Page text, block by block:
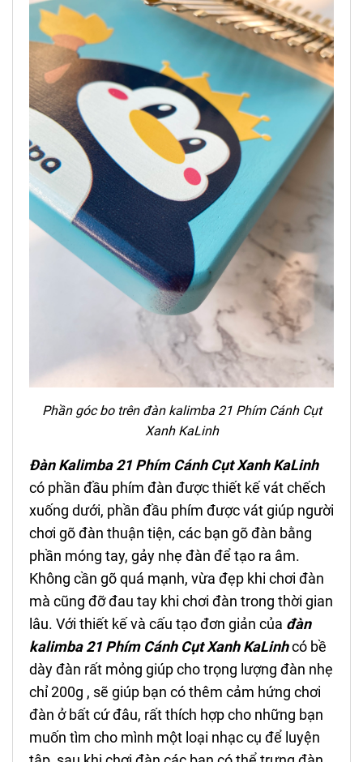
Phần góc bo trên đàn kalimba 21 Phím Cánh Cụt
Xanh KaLinh
Đàn Kalimba 21 Phím Cánh CụtXanh KaLinh
có phần đầu phím đàn được thiết kế vát chếch
xuống dưới, phần đầu phím được vát giúp người
chơi gõ đàn thuận tiện, các bạn gõ đàn bằng
phần móng tay, gảy nhẹ đàn để tạo ra âm.
Không cần gõ quá mạnh, vừa đẹp khi chơi đàn
mà cũng đỡ đau tay khi chơi đàn trong thời gian
lâu. Với thiết kế và cấu tạo đơn giản của đàn
kalimba 21 Phím Cánh CụtXanh KaLinhcó bề
dày đàn rất mỏng giúp cho trọng lượng đàn nhẹ
chỉ 200g , sẽ giúp bạn có thêm cảm hứng chơi
đàn ở bất cứ đâu, rất thích hợp cho những bạn
muốn tìm cho mình một loại nhạc cụ để luyện